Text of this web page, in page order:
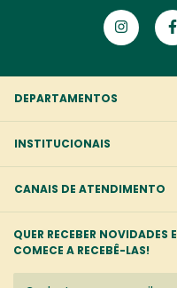
DEPARTAMENTOS
INSTITUCIONAIS
CANAIS DE ATENDIMENTO
QUER RECEBER NOVIDADES
COMECE A RECEBÊ-LAS!